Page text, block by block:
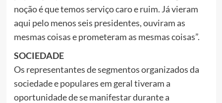
noção é que temos serviço caro e ruim. Já vieram
aqui pelo menos seis presidentes, ouviram as
mesmas coisas e prometeram as mesmas coisas”.
SOCIEDADE
Os representantes de segmentos organizados da
sociedade e populares em geral tiveram a
oportunidade de se manifestar durante a